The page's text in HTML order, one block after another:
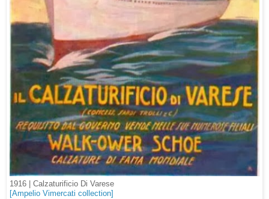
1916 | Calzaturificio Di Varese
[Ampelio Vimercati collection]